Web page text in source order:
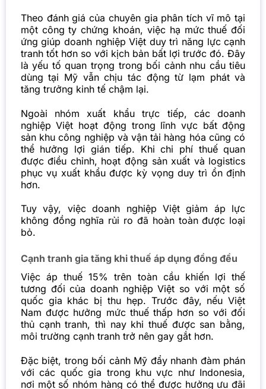
Theo đánh giá của chuyên gia phân tích vĩ mô tại
một công ty chứng khoán, việc hạ mức thuế đối
ứng giúp doanh nghiệp Việt duy trì năng lực cạnh
tranh tốt hơn so với kịch bản bất lợi trước đó. Đây
là yếu tố quan trọng trong bối cảnh nhu cầu tiêu
dùng tại Mỹ vẫn chịu tác động từ lạm phát và
tăng trưởng kinh tế chậm lại.
Ngoài nhóm xuất khẩu trực tiếp, các doanh
nghiệp Việt hoạt động trong lĩnh vực bất động
sản khu công nghiệp và vận tải hàng hóa cũng có
thể hưởng lợi gián tiếp. Khi chi phí thuế quan
được điều chỉnh, hoạt động sản xuất và logistics
phục vụ xuất khẩu được kỳ vọng duy trì ổn định
hơn.
Tuy vậy, việc doanh nghiệp Việt giảm áp lực
không đồng nghĩa rủi ro đã hoàn toàn được loại
bỏ.
Cạnh tranh gia tăng khi thuế áp dụng đồng đều
Việc áp thuế 15% trên toàn cầu khiến lợi thế
tương đối của doanh nghiệp Việt so với một số
quốc gia khác bị thu hẹp. Trước đây, nếu Việt
Nam được hưởng mức thuế thấp hơn so với đối
thủ cạnh tranh, thì nay khi thuế được san bằng,
môi trường cạnh tranh trở nên gay gắt hơn.
Đặc biệt, trong bối cảnh Mỹ đẩy nhanh đàm phán
với các quốc gia trong khu vực như Indonesia,
nơi một số nhóm hàng có thể được hưởng ưu đãi